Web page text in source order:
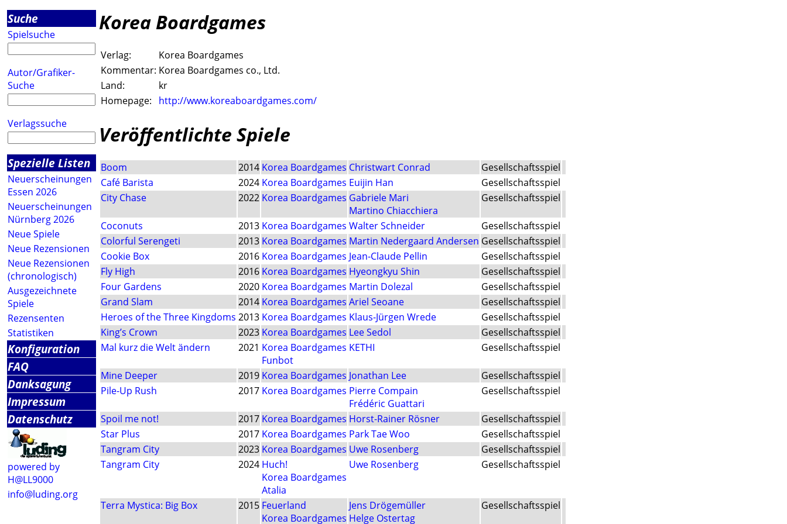
Suche
Spielsuche
Autor/Grafiker-
Suche
Verlagssuche
Spezielle Listen
Neuerscheinungen
Essen 2026
Neuerscheinungen
Nürnberg 2026
Neue Spiele
Neue Rezensionen
Neue Rezensionen
(chronologisch)
Ausgezeichnete
Spiele
Rezensenten
Statistiken
Konfiguration
FAQ
Danksagung
Impressum
Datenschutz
powered by
H@LL9000
info@luding.org
Korea Boardgames
Verlag:
Korea Boardgames
Kommentar: Korea Boardgames co., Ltd.
Land:
kr
Homepage:
http://www.koreaboardgames.com/
Veröffentlichte Spiele
Boom 2014 Korea Boardgames Christwart Conrad
Gesellschaftsspiel
Café Barista
2024 Korea Boardgames Euijin Han
Gesellschaftsspiel
City Chase
2022 Korea Boardgames Gabriele Mari
Martino Chiacchiera
Gesellschaftsspiel
Coconuts 2013 Korea Boardgames Walter Schneider
Gesellschaftsspiel
Colorful Serengeti
2013 Korea Boardgames Martin Nedergaard Andersen Gesellschaftsspiel
Cookie Box
2016 Korea Boardgames Jean-Claude Pellin
Gesellschaftsspiel
Fly High
2016 Korea Boardgames Hyeongkyu Shin
Gesellschaftsspiel
Four Gardens
2020 Korea Boardgames Martin Dolezal
Gesellschaftsspiel
Grand Slam
2014 Korea Boardgames Ariel Seoane
Gesellschaftsspiel
Heroes of the Three Kingdoms 2013 Korea Boardgames Klaus-Jürgen Wrede
Gesellschaftsspiel
King’s Crown
2023 Korea Boardgames Lee Sedol
Gesellschaftsspiel
Mal kurz die Welt ändern
2021 Korea Boardgames
Funbot
KETHI Gesellschaftsspiel
Mine Deeper 2019 Korea Boardgames Jonathan Lee
Gesellschaftsspiel
Pile-Up Rush
2017 Korea Boardgames Pierre Compain
Frédéric Guattari
Gesellschaftsspiel
Spoil me not! 2017 Korea Boardgames Horst-Rainer Rösner
Gesellschaftsspiel
Star Plus
2017 Korea Boardgames Park Tae Woo
Gesellschaftsspiel
Tangram City
2023 Korea Boardgames Uwe Rosenberg
Gesellschaftsspiel
Tangram City
2024 Huch!
Korea Boardgames
Atalia
Uwe Rosenberg Gesellschaftsspiel
Terra Mystica: Big Box 2015 Feuerland
Korea Boardgames
Jens Drögemüller
Helge Ostertag
Gesellschaftsspiel